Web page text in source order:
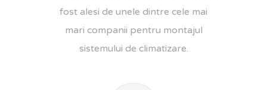
fost alesi de unele dintre cele mai
mari companii pentru montajul
sistemului de climatizare.